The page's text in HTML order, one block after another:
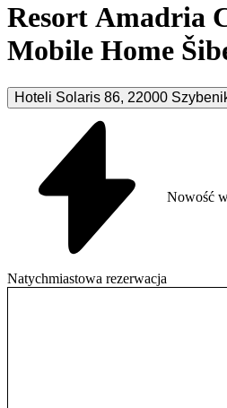
Resort Amadria
Mobile Home
Hoteli Solaris 86, 22000
Natychmiastowa rezerwacja
Nowość